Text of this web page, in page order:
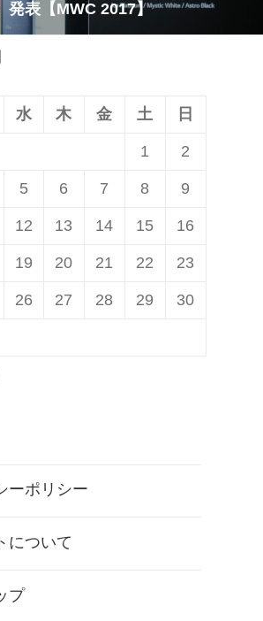
発表【MWC 2017】
水 木 金 土 日
1 2
5 6 7 8 9
12 13 14 15 16
19 20 21 22 23
26 27 28 29 30
ーポリシー
について
プ